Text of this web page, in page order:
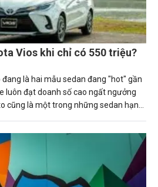
Vios khi chỉ có 550 triệu?
là hai mẫu sedan đang "hot" gần
luôn đạt doanh số cao ngất ngưởng
cũng là một trong những sedan hạng